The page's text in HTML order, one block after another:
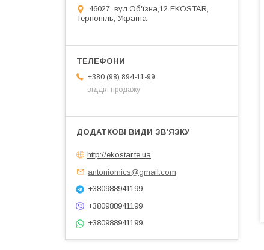
46027, вул.Об'їзна,12 EKOSTAR,
Тернопіль, Україна
+380 (98) 894-11-99
відділ продажу
http://ekostar.te.ua
antoniomics@gmail.com
+380988941199
+380988941199
+380988941199